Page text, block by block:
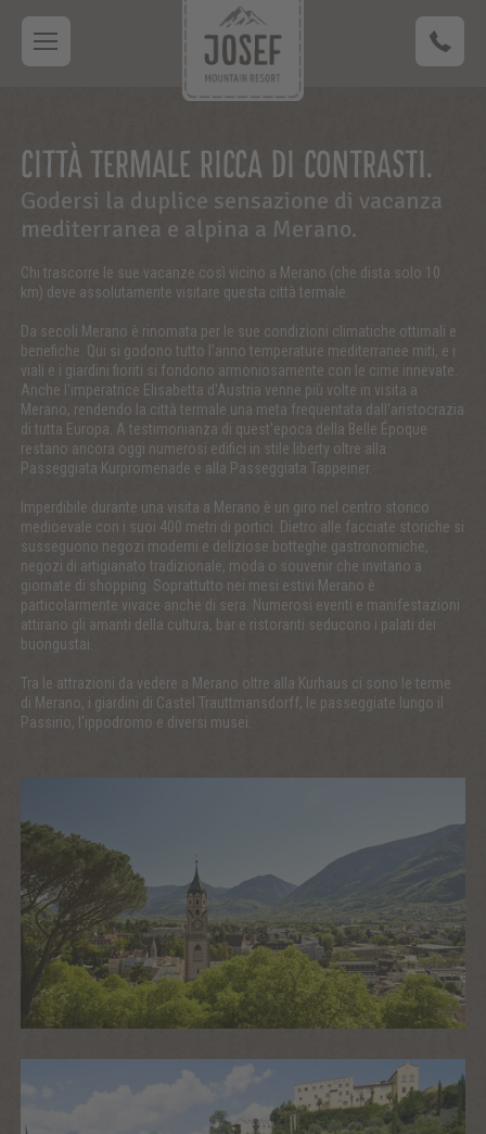
CITTÀ TERMALE RICCA DI CONTRASTI.
Godersi la duplice sensazione di vacanza
mediterranea e alpina a Merano.
Chi trascorre le sue vacanze così vicino a Merano (che dista solo 10
km) deve assolutamente visitare questa città termale.
Da secoli Merano è rinomata per le sue condizioni climatiche ottimali e
benefiche. Qui si godono tutto l'anno temperature mediterranee miti, e i
viali e i giardini fioriti si fondono armoniosamente con le cime innevate.
Anche l'imperatrice Elisabetta d'Austria venne più volte in visita a
Merano, rendendo la città termale una meta frequentata dall'aristocrazia
di tutta Europa. A testimonianza di quest'epoca della Belle Époque
restano ancora oggi numerosi edifici in stile liberty oltre alla
Passeggiata Kurpromenade e alla Passeggiata Tappeiner.
Imperdibile durante una visita a Merano è un giro nel centro storico
medioevale con i suoi 400 metri di portici. Dietro alle facciate storiche si
susseguono negozi moderni e deliziose botteghe gastronomiche,
negozi di artigianato tradizionale, moda o souvenir che invitano a
giornate di shopping. Soprattutto nei mesi estivi Merano è
particolarmente vivace anche di sera. Numerosi eventi e manifestazioni
attirano gli amanti della cultura, bar e ristoranti seducono i palati dei
buongustai.
Tra le attrazioni da vedere a Merano oltre alla Kurhaus ci sono le terme
di Merano, i giardini di Castel Trauttmansdorff, le passeggiate lungo il
Passirio, l'ippodromo e diversi musei.